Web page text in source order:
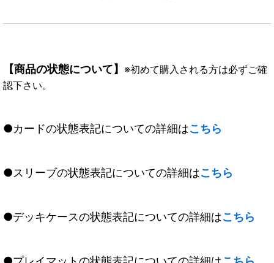
【商品の状態について】 ※初めて購入される方は必ずご確
認下さい。
●カードの状態表記についての詳細はこちら
●スリーブの状態表記についての詳細はこちら
●デッキケースの状態表記についての詳細はこちら